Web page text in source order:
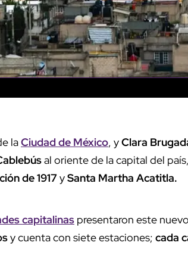
laCiudad de México, yClara
al oriente de la capital del
de 1917 ySanta Martha Acatitla.
capitalinas presentaron este
y cuenta con siete estaciones; cada